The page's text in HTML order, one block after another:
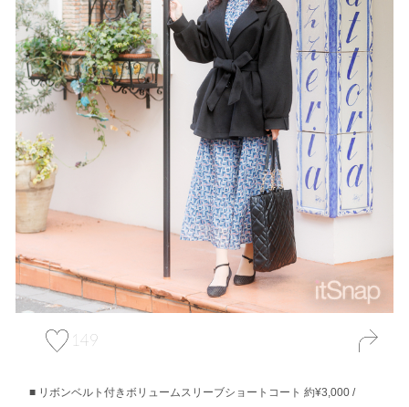
149
リボンベルト付きボリュームスリーブショートコート 約¥3,000 /